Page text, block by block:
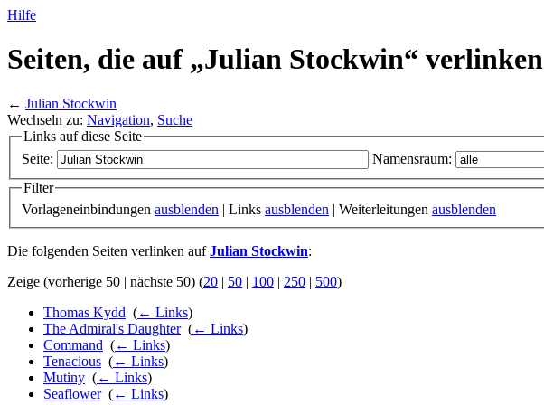
Hilfe
Seiten, die auf „Julian Stockwin“ verlinken
← Julian Stockwin
Wechseln zu: Navigation, Suche
Links auf diese Seite
Seite:
Namensraum:
Filter
Vorlageneinbindungen ausblenden | Links ausblenden | Weiterleitungen ausblenden
Die folgenden Seiten verlinken aufJulian Stockwin:
Zeige (vorherige 50 | nächste 50) (20 | 50 | 100 | 250 | 500)
Thomas Kydd (← Links)
The Admiral's Daughter‎ (← Links)
Command (← Links)
Tenacious (← Links)
Mutiny (← Links)
Seaflower‎ (← Links)